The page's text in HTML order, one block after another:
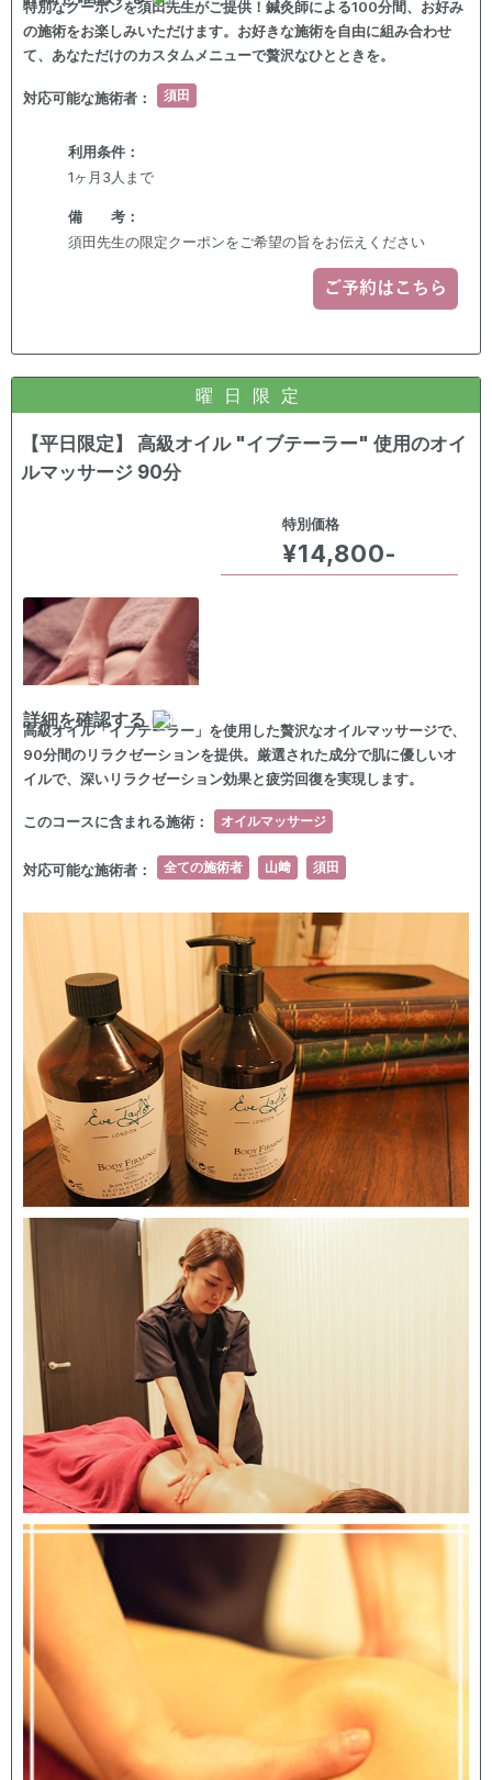
特別なクーポンを須田先生がご提供！鍼灸師による100分間、お好み
の施術をお楽しみいただけます。お好きな施術を自由に組み合わせ
て、あなただけのカスタムメニューで贅沢なひとときを。
対応可能な施術者： 須田
利用条件：
1ヶ月3人まで
備 考：
須田先生の限定クーポンをご希望の旨をお伝えください
ご予約はこちら
曜日限定
【平日限定】 高級オイル "イブテーラー" 使用のオイ
ルマッサージ 90分
特別価格
¥14,800-
詳細を確認する
高級オイル「イブテーラー」を使用した贅沢なオイルマッサージで、
90分間のリラクゼーションを提供。厳選された成分で肌に優しいオ
イルで、深いリラクゼーション効果と疲労回復を実現します。
このコースに含まれる施術： オイルマッサージ
対応可能な施術者： 全ての施術者 山﨑 須田